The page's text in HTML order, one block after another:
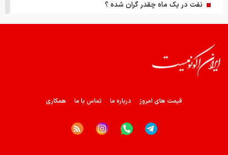
نفت در یک ماه چقدر گران شده ؟
قیمت سکه ۱۸ مرداد
قیمت های امروز درباره ما تماس با ما همکاری